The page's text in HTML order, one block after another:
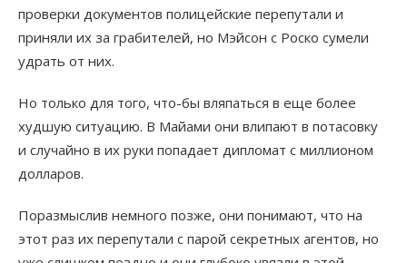
проверки документов полицейские перепутали и
приняли их за грабителей, но Мэйсон с Роско сумели
удрать от них.
Но только для того, что-бы вляпаться в еще более
худшую ситуацию. В Майами они влипают в потасовку
и случайно в их руки попадает дипломат с миллионом
долларов.
Поразмыслив немного позже, они понимают, что на
этот раз их перепутали с парой секретных агентов, но